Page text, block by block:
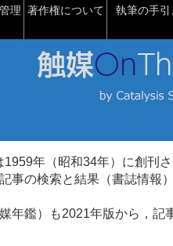
理 著作権について 執筆の手引
年（昭和34年）に創刊
事の検索と結果（書誌情報
年鑑）も2021年版から，